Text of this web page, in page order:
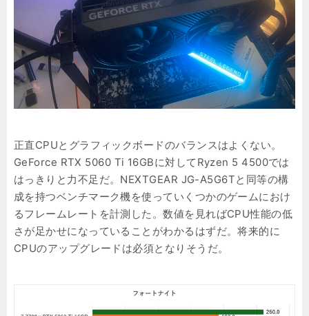
正直CPUとグラフィックボードのバランスはよくない。
GeForce RTX 5060 Ti 16GBに対してRyzen 5 4500では
はっきりと力不足だ。NEXTGEAR JG-A5G6Tと同等の構
成を持つベンチマーク機を使っていくつかのゲームにおけ
るフレームレートを計測した。数値を見ればCPU性能の低
さが足かせになっていることがわかるはずだ。将来的に
CPUのアップグレードは必須となりそうだ。